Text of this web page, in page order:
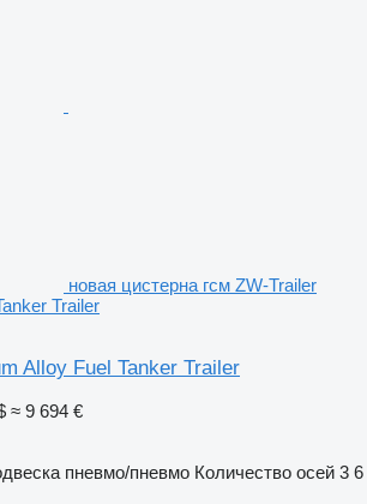
новая цистерна гсм ZW-Trailer
Trailer
Alloy Fuel Tanker Trailer
≈ 9 694 €
пневмо/пневмо Количество осей 3 6